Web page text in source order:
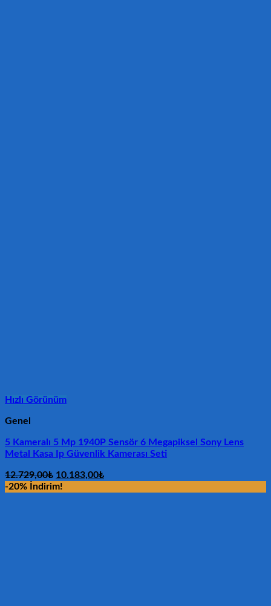
Hızlı Görünüm
Genel
5 Kameralı 5 Mp 1940P Sensör 6 Megapiksel Sony Lens
Metal Kasa Ip Güvenlik Kamerası Seti
12.729,00₺ Orijinal
fiyat:
10.183,00₺Şu
-20% İndirim!